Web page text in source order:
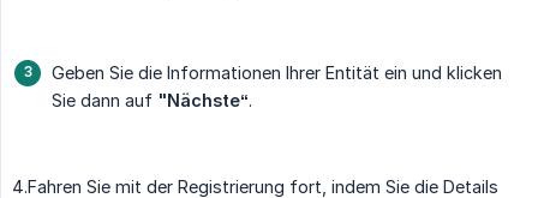
Geben Sie die Informationen Ihrer Entität ein und klicken
Sie dann auf "Nächste“.
4.Fahren Sie mit der Registrierung fort, indem Sie die Details